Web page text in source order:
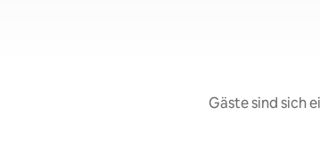
Gäste sind sich